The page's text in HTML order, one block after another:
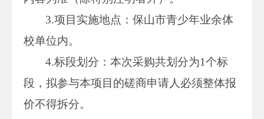
3.项目实施地点：保山市青少年业余体
校单位内。
4.标段划分：本次采购共划分为1个标
段，拟参与本项目的磋商申请人必须整体报
价不得拆分。